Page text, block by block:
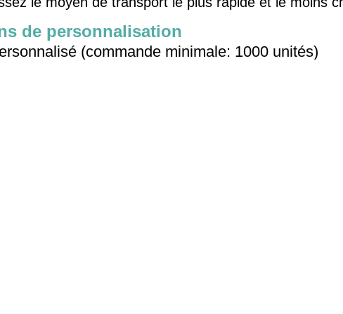
de personnalisation
(commande minimale: 1000 unités)